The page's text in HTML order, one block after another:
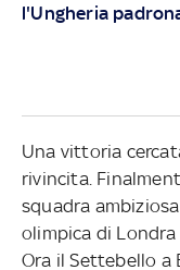
l'Ungheria
Una vittoria
rivincita.
squadra
olimpica di Londra
Ora il Settebello